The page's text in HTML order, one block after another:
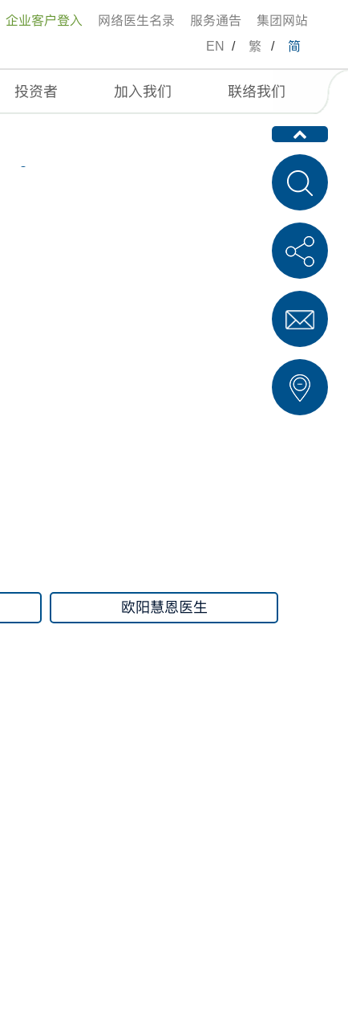
企业客户登入 网络医生名录 服务通告
集团网站
EN
/ 繁 / 简
投资者 加入我们 联络我们
欧阳慧恩医生